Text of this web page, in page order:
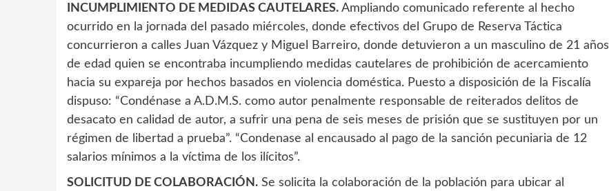
INCUMPLIMIENTO DE MEDIDAS CAUTELARES. Ampliando comunicado referente al hecho
ocurrido en la jornada del pasado miércoles, donde efectivos del Grupo de Reserva Táctica
concurrieron a calles Juan Vázquez y Miguel Barreiro, donde detuvieron a un masculino de 21 años
de edad quien se encontraba incumpliendo medidas cautelares de prohibición de acercamiento
hacia su expareja por hechos basados en violencia doméstica. Puesto a disposición de la Fiscalía
dispuso: “Condénase a A.D.M.S. como autor penalmente responsable de reiterados delitos de
desacato en calidad de autor, a sufrir una pena de seis meses de prisión que se sustituyen por un
régimen de libertad a prueba”. “Condenase al encausado al pago de la sanción pecuniaria de 12
salarios mínimos a la víctima de los ilícitos”.
SOLICITUD DE COLABORACIÓN. Se solicita la colaboración de la población para ubicar al